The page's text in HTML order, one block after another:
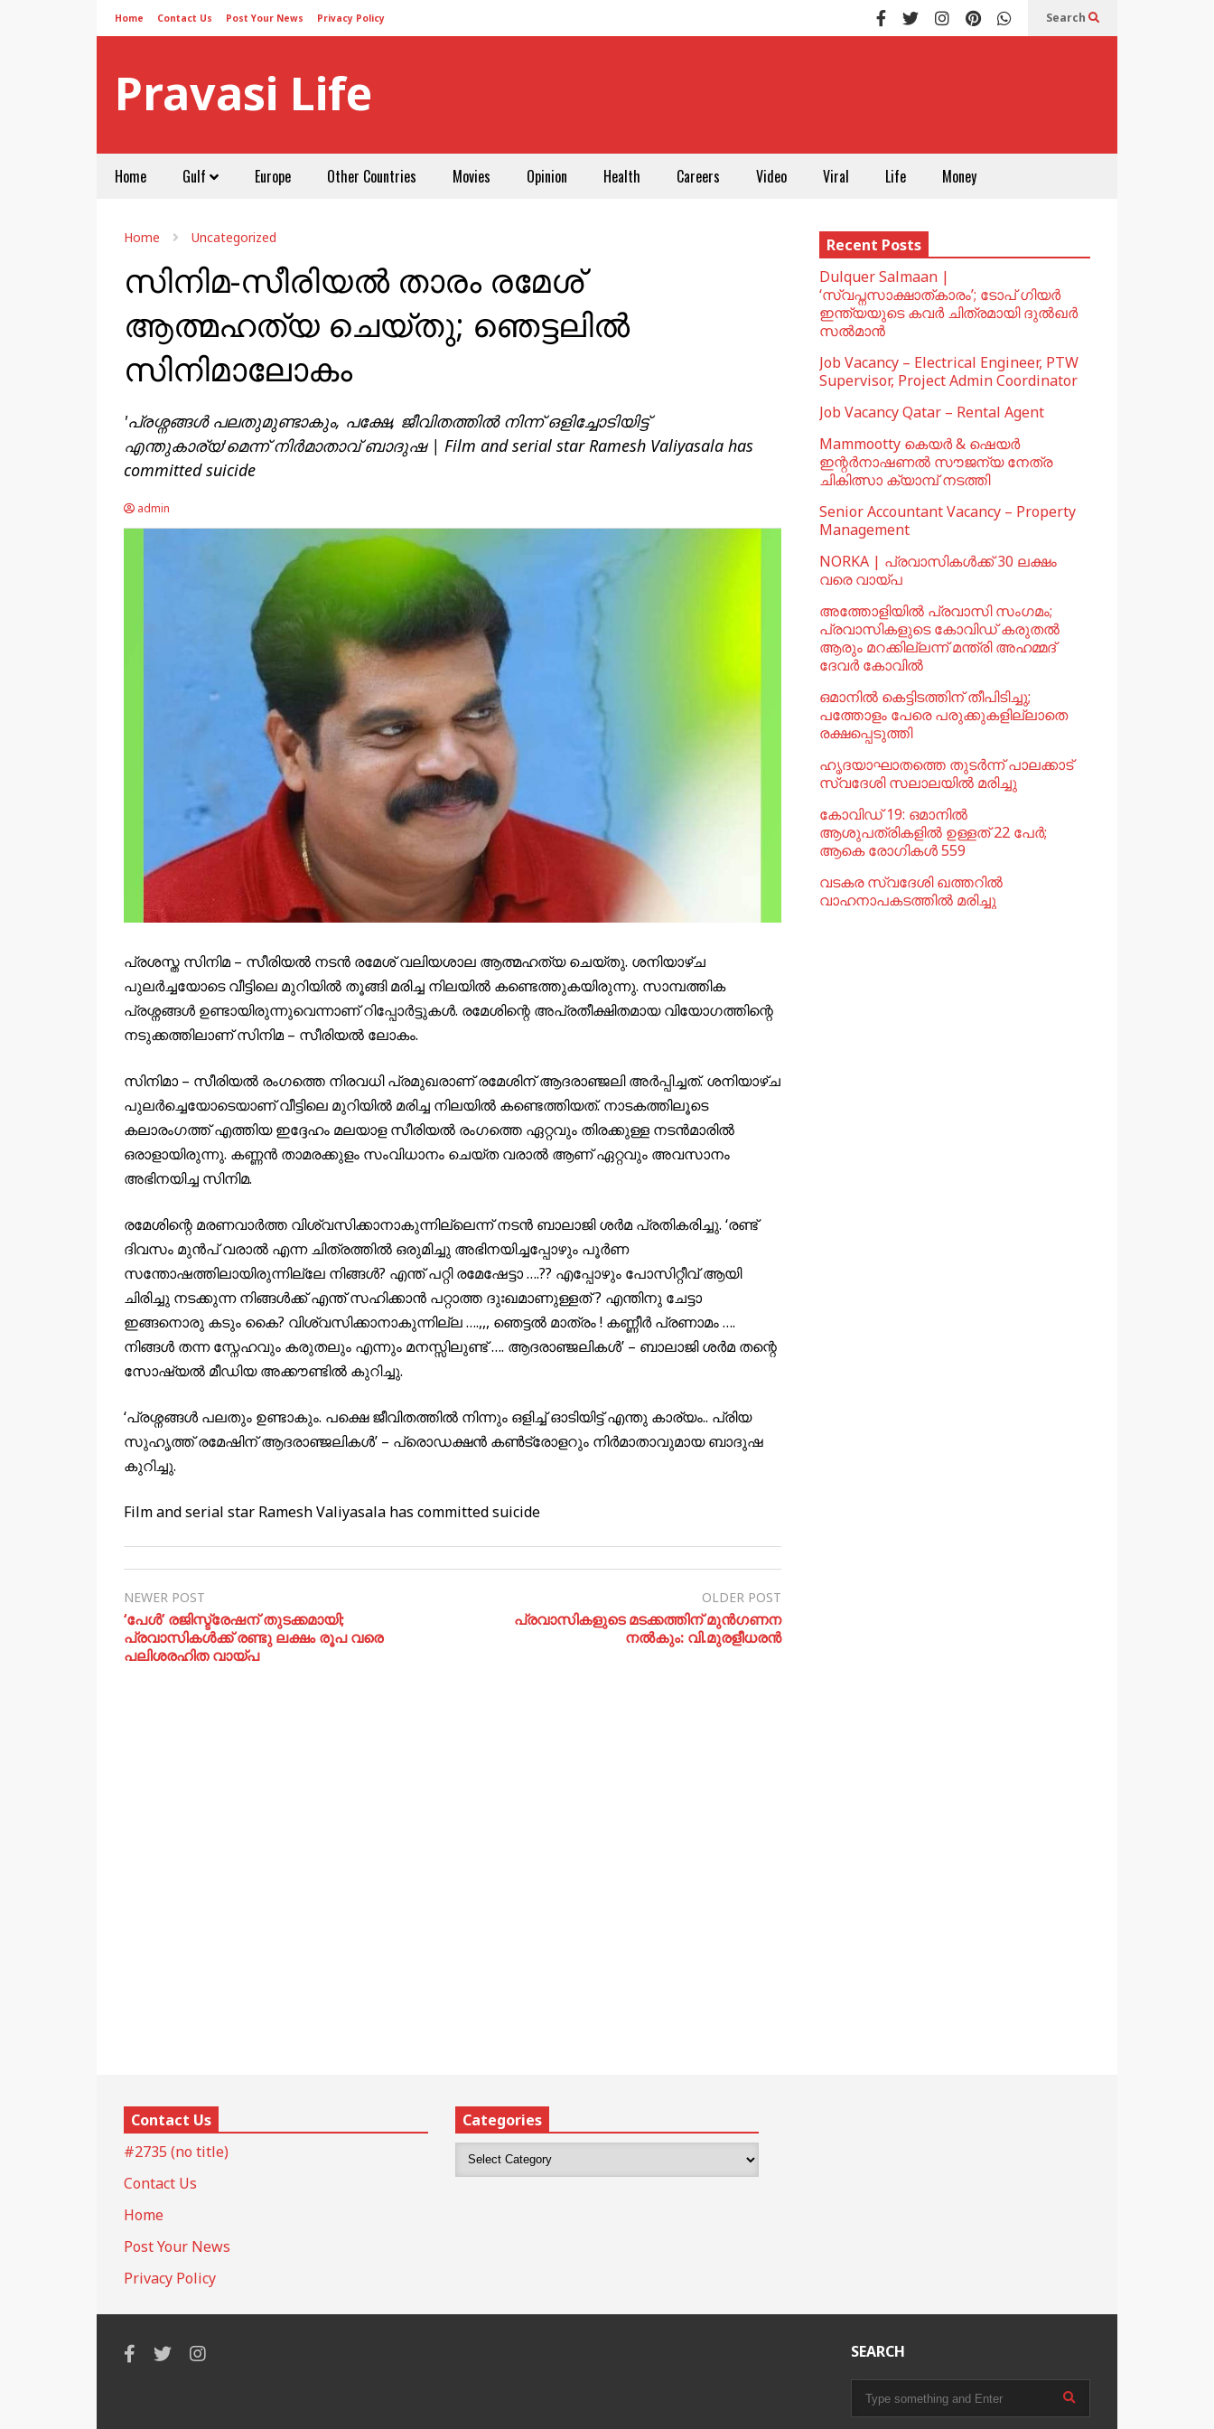
Home Contact Us Post Your News Privacy Policy Search
Pravasi Life
Home Gulf Europe Other Countries Movies Opinion Health Careers Video Viral Life Money
Home Uncategorized
സിനിമ-സീരിയൽ താരം രമേശ്
ആത്മഹത്യ ചെയ്തു; ഞെട്ടലിൽ
സിനിമാലോകം
'പ്രശ്നങ്ങൾ പലതുമുണ്ടാകും, പക്ഷേ, ജീവിതത്തിൽ നിന്ന് ഒളിച്ചോടിയിട്ട്
എന്തുകാര്യ'മെന്ന് നിർമാതാവ് ബാദുഷ | Film and serial star Ramesh Valiyasala has
committed suicide
admin
പ്രശസ്ത സിനിമ – സീരിയൽ നടൻ രമേശ് വലിയശാല ആത്മഹത്യ ചെയ്തു. ശനിയാഴ്ച
പുലർച്ചയോടെ വീട്ടിലെ മുറിയിൽ തൂങ്ങി മരിച്ച നിലയിൽ കണ്ടെത്തുകയിരുന്നു. സാമ്പത്തിക
പ്രശ്നങ്ങൾ ഉണ്ടായിരുന്നുവെന്നാണ് റിപ്പോർട്ടുകൾ. രമേശിന്റെ അപ്രതീക്ഷിതമായ വിയോഗത്തിന്റെ
നടുക്കത്തിലാണ് സിനിമ – സീരിയൽ ലോകം.
സിനിമാ – സീരിയൽ രംഗത്തെ നിരവധി പ്രമുഖരാണ് രമേശിന് ആദരാഞ്ജലി അർപ്പിച്ചത്. ശനിയാഴ്ച
പുലർച്ചെയോടെയാണ് വീട്ടിലെ മുറിയിൽ മരിച്ച നിലയിൽ കണ്ടെത്തിയത്. നാടകത്തിലൂടെ
കലാരംഗത്ത് എത്തിയ ഇദ്ദേഹം മലയാള സീരിയൽ രംഗത്തെ ഏറ്റവും തിരക്കുള്ള നടൻമാരിൽ
ഒരാളായിരുന്നു. കണ്ണൻ താമരക്കുളം സംവിധാനം ചെയ്ത വരാൽ ആണ് ഏറ്റവും അവസാനം
അഭിനയിച്ച സിനിമ.
രമേശിന്റെ മരണവാർത്ത വിശ്വസിക്കാനാകുന്നില്ലെന്ന് നടൻ ബാലാജി ശർമ പ്രതികരിച്ചു. ‘രണ്ട്
ദിവസം മുൻപ് വരാൽ എന്ന ചിത്രത്തിൽ ഒരുമിച്ചു അഭിനയിച്ചപ്പോഴും പൂർണ
സന്തോഷത്തിലായിരുന്നില്ലേ നിങ്ങൾ? എന്ത് പറ്റി രമേഷേട്ടാ ….?? എപ്പോഴും പോസിറ്റീവ് ആയി
ചിരിച്ചു നടക്കുന്ന നിങ്ങൾക്ക് എന്ത് സഹിക്കാൻ പറ്റാത്ത ദുഃഖമാണുള്ളത് ? എന്തിനു ചേട്ടാ
ഇങ്ങനൊരു കടും കൈ? വിശ്വസിക്കാനാകുന്നില്ല ….,,, ഞെട്ടൽ മാത്രം ! കണ്ണീർ പ്രണാമം ….
നിങ്ങൾ തന്ന സ്നേഹവും കരുതലും എന്നും മനസ്സിലുണ്ട് …. ആദരാഞ്ജലികൾ’ – ബാലാജി ശർമ തന്റെ
സോഷ്യൽ മീഡിയ അക്കൗണ്ടിൽ കുറിച്ചു.
‘പ്രശ്നങ്ങൾ പലതും ഉണ്ടാകും. പക്ഷെ ജീവിതത്തിൽ നിന്നും ഒളിച്ച് ഓടിയിട്ട് എന്തു കാര്യം.. പ്രിയ
സുഹൃത്ത് രമേഷിന് ആദരാഞ്ജലികൾ’ – പ്രൊഡക്ഷൻ കൺട്രോളറും നിർമാതാവുമായ ബാദുഷ
കുറിച്ചു.
Film and serial star Ramesh Valiyasala has committed suicide
NEWER POST
‘പേൾ’ രജിസ്ട്രേഷന് തുടക്കമായി;
പ്രവാസികൾക്ക് രണ്ടു ലക്ഷം രൂപ വരെ
പലിശരഹിത വായ്പ
OLDER POST
പ്രവാസികളുടെ മടക്കത്തിന് മുൻഗണന
നൽകും: വി.മുരളീധരൻ
Recent Posts
Dulquer Salmaan |
‘സ്വപ്നസാക്ഷാത്കാരം’; ടോപ് ഗിയർ
ഇന്ത്യയുടെ കവർ ചിത്രമായി ദുൽഖർ
സൽമാൻ
Job Vacancy – Electrical Engineer, PTW
Supervisor, Project Admin Coordinator
Job Vacancy Qatar – Rental Agent
Mammootty കെയർ & ഷെയർ
ഇന്റർനാഷണൽ സൗജന്യ നേത്ര
ചികിത്സാ ക്യാമ്പ് നടത്തി
Senior Accountant Vacancy – Property
Management
NORKA | പ്രവാസികള്‍ക്ക് 30 ലക്ഷം
വരെ വായ്പ
അത്തോളിയിൽ പ്രവാസി സംഗമം;
പ്രവാസികളുടെ കോവിഡ് കരുതൽ
ആരും മറക്കില്ലന്ന് മന്ത്രി അഹമ്മദ്
ദേവർ കോവിൽ
ഒമാനില്‍ കെട്ടിടത്തിന് തീപിടിച്ചു;
പത്തോളം പേരെ പരുക്കുകളില്ലാതെ
രക്ഷപ്പെടുത്തി
ഹൃദയാഘാതത്തെ തുടർന്ന് പാലക്കാട്
സ്വദേശി സലാലയിൽ മരിച്ചു
കോവിഡ് 19: ഒമാനിൽ
ആശുപത്രികളിൽ ഉള്ളത് 22 പേര്‍;
ആകെ രോഗികൾ 559
വടകര സ്വദേശി ഖത്തറിൽ
വാഹനാപകടത്തിൽ മരിച്ചു
Contact Us
#2735 (no title)
Contact Us
Home
Post Your News
Privacy Policy
Categories
SEARCH